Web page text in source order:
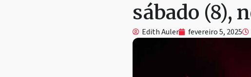
sábado (8),
Edith Auler fevereiro 5, 2025